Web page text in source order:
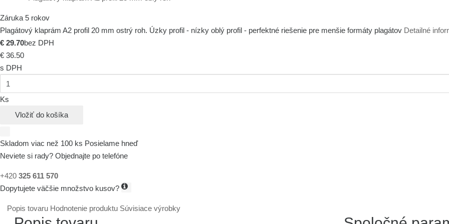
Záruka 5 rokov
Plagátový klaprám A2 profil 20 mm ostrý roh. Úzky profil - nízky oblý profil - perfektné riešenie pre menšie formáty plagátov Detailné
€ 29.70bez DPH
€ 36.50
s DPH
Ks
Vložiť do košíka
Skladom viac než 100 ks Posielame hneď
Neviete si rady? Objednajte po telefóne
+420 325 611 570
Dopytujete väčšie množstvo kusov?
Popis tovaru Hodnotenie produktu Súvisiace výrobky